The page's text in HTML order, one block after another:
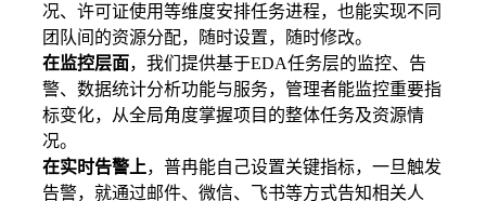
况、许可证使用等维度安排任务进程，也能实现不同
团队间的资源分配，随时设置，随时修改。
在监控层面，我们提供基于EDA任务层的监控、告
警、数据统计分析功能与服务，管理者能监控重要指
标变化，从全局角度掌握项目的整体任务及资源情
况。
在实时告警上，普冉能自己设置关键指标，一旦触发
告警，就通过邮件、微信、飞书等方式告知相关人